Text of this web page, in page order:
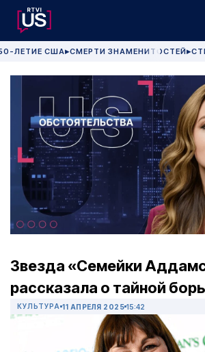
ЛЕТИЕ США▶СМЕРТИ ЗНАМЕНИТОСТЕЙ▶
Звезда «Семейки
рассказала о тайной
КУЛЬТУРА 11 АПРЕЛЯ 2025 15:42